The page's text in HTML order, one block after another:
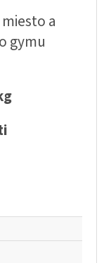
a
gymu